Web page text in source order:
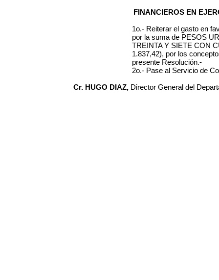
FINANCIEROS EN
1o.- Reiterar el gasto en
por la suma de PESOS
TREINTA Y SIETE CON
1.837,42), por los
presente Resolución.-
2o.- Pase al Servicio de
Cr. HUGO DIAZ, Director General del